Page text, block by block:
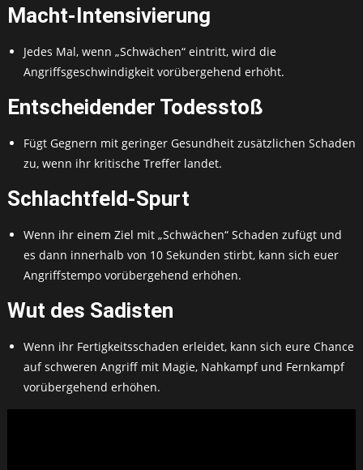
Macht-Intensivierung
Jedes Mal, wenn „Schwächen“ eintritt, wird die
Angriffsgeschwindigkeit vorübergehend erhöht.
Entscheidender Todesstoß
Fügt Gegnern mit geringer Gesundheit zusätzlichen Schaden
zu, wenn ihr kritische Treffer landet.
Schlachtfeld-Spurt
Wenn ihr einem Ziel mit „Schwächen“ Schaden zufügt und
es dann innerhalb von 10 Sekunden stirbt, kann sich euer
Angriffstempo vorübergehend erhöhen.
Wut des Sadisten
Wenn ihr Fertigkeitsschaden erleidet, kann sich eure Chance
auf schweren Angriff mit Magie, Nahkampf und Fernkampf
vorübergehend erhöhen.